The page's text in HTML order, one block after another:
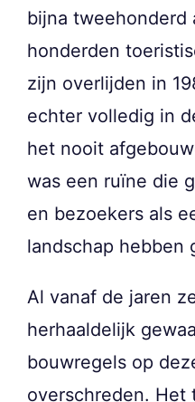
bijna tweehonderd
honderden
zijn overlijden in
echter volledig in
het nooit
was een ruïne die
en bezoekers als
landschap hebben
Al vanaf de jaren
herhaaldelijk
bouwregels op
overschreden. Het